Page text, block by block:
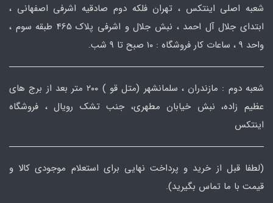
شعبه اصلی اینتکس ، تهران فلکه دوم صادقیه اشرفی اصفهانی ،
ابتدای جلال آل احمد ، نبش جلال و اشرفی پلاک 465 طبقه سوم ،
واحد ۹ ، ساعات کار فروشگاه : ۱۰ صبح تا ۹ شب.
شعبه دوم : مازندران ، سلمانشهر (متل قو ) ۲۰۰ متر بعد از برج های
عظیم زاده، نبش خیابان مطهری، جنب تشک رویال ، فروشگاه
اینتکس
(لطفا قبل از خرید و پرداخت نهایی برای استعلام موجودی کالا و
قیمت با ما تماس بگیرید).